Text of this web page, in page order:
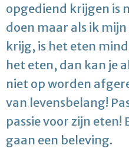
opgediend krijgen is
doen maar als ik
krijg, is het eten
het eten, dan kan je
niet op worden
van levensbelang!
passie voor zijn
gaan een beleving.